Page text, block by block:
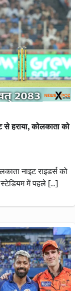
हराया, कोलकाता को
नाइट राइडर्स को
स्टेडियम में पहले […]